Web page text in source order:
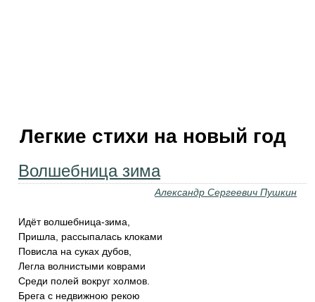
Легкие стихи на новый год
Волшебница зима
Александр Сергеевич Пушкин
Идёт волшебница-зима,
Пришла, рассыпалась клоками
Повисла на суках дубов,
Легла волнистыми коврами
Среди полей вокруг холмов.
Брега с недвижною рекою